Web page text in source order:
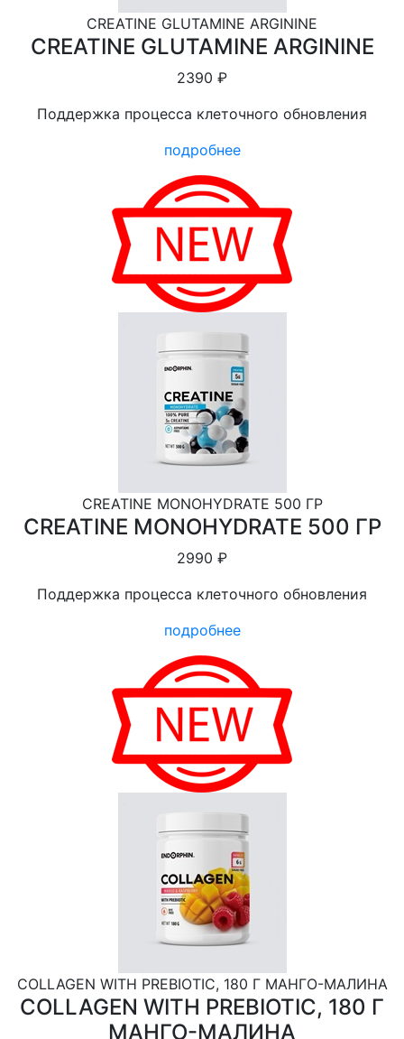
CREATINE GLUTAMINE ARGININE
CREATINE GLUTAMINE ARGININE
2390 ₽
Поддержка процесса клеточного обновления
подробнее
CREATINE MONOHYDRATE 500 ГР
CREATINE MONOHYDRATE 500 ГР
2990 ₽
Поддержка процесса клеточного обновления
подробнее
COLLAGEN WITH PREBIOTIC, 180 Г МАНГО-МАЛИНА
COLLAGEN WITH PREBIOTIC, 180 Г
МАНГО-МАЛИНА